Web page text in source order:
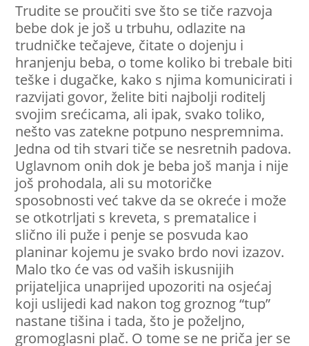
Trudite se proučiti sve što se tiče razvoja
bebe dok je još u trbuhu, odlazite na
trudničke tečajeve, čitate o dojenju i
hranjenju beba, o tome koliko bi trebale biti
teške i dugačke, kako s njima komunicirati i
razvijati govor, želite biti najbolji roditelj
svojim srećicama, ali ipak, svako toliko,
nešto vas zatekne potpuno nespremnima.
Jedna od tih stvari tiče se nesretnih padova.
Uglavnom onih dok je beba još manja i nije
još prohodala, ali su motoričke
sposobnosti već takve da se okreće i može
se otkotrljati s kreveta, s prematalice i
slično ili puže i penje se posvuda kao
planinar kojemu je svako brdo novi izazov.
Malo tko će vas od vaših iskusnijih
prijateljica unaprijed upozoriti na osjećaj
koji uslijedi kad nakon tog groznog “tup”
nastane tišina i tada, što je poželjno,
gromoglasni plač. O tome se ne priča jer se